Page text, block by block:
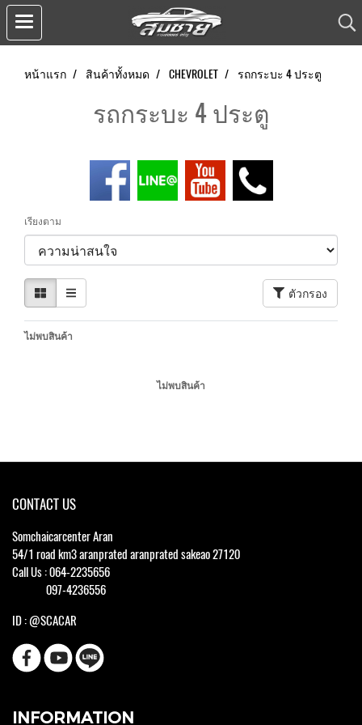
หน้าแรก สินค้าทั้งหมด CHEVROLET รถกระบะ 4 ประตู
รถกระบะ 4 ประตู
เรียงตาม
ตัวกรอง
ไม่พบสินค้า
ไม่พบสินค้า
CONTACT US
Somchaicarcenter Aran
54/1 road km3 aranprated aranprated sakeao 27120
Call Us : 064-2235656
097-4236556
ID : @SCACAR
INFORMATION